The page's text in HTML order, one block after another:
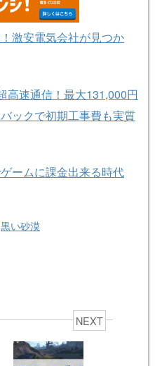
激安電気会社が見つか
高速通信！最大131,000円
ックで初期工事費も実質
ームに課金出来る時代
黒い砂漠
NEXT